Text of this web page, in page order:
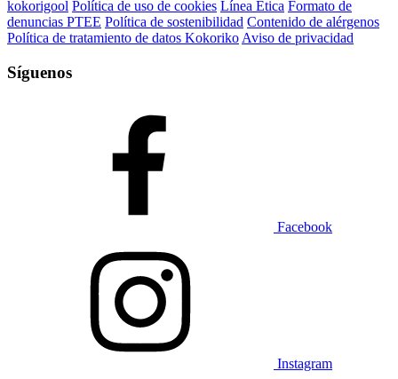
kokorigool Política de uso de cookies Línea Ética Formato de
denuncias PTEE Política de sostenibilidad Contenido de alérgenos
Política de tratamiento de datos Kokoriko Aviso de privacidad
Síguenos
Facebook
Instagram